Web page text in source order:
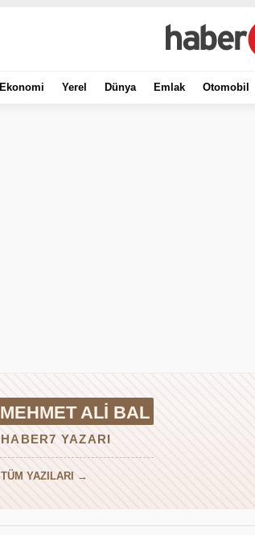
Ekonomi Yerel Dünya Emlak Otomobil
MEHMET ALI BAL
HABER7 YAZARI
TÜM YAZILARI →